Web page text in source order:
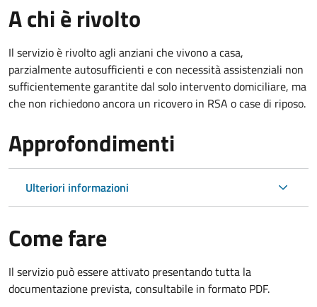
A chi è rivolto
Il servizio è rivolto agli anziani che vivono a casa,
parzialmente autosufficienti e con necessità assistenziali non
sufficientemente garantite dal solo intervento domiciliare, ma
che non richiedono ancora un ricovero in RSA o case di riposo.
Approfondimenti
Ulteriori informazioni
Come fare
Il servizio può essere attivato presentando tutta la
documentazione prevista, consultabile in formato PDF.